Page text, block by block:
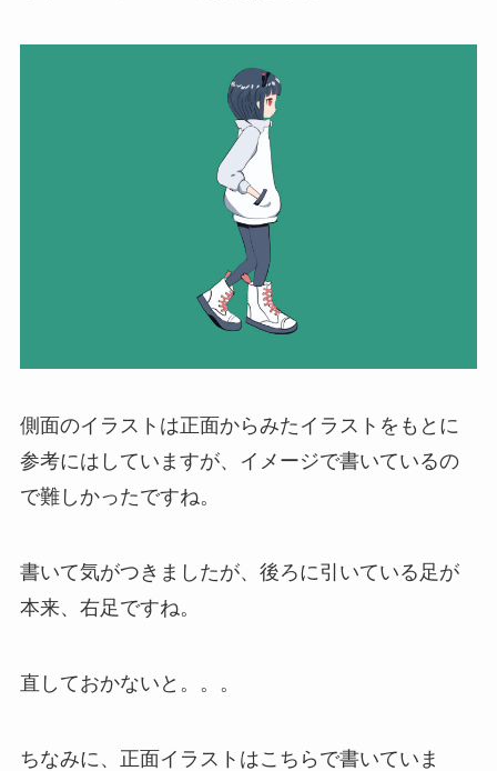
側面のイラストは正面からみたイラストをもとに
参考にはしていますが、イメージで書いているの
で難しかったですね。
書いて気がつきましたが、後ろに引いている足が
本来、右足ですね。
直しておかないと。。。
ちなみに、正面イラストはこちらで書いていま